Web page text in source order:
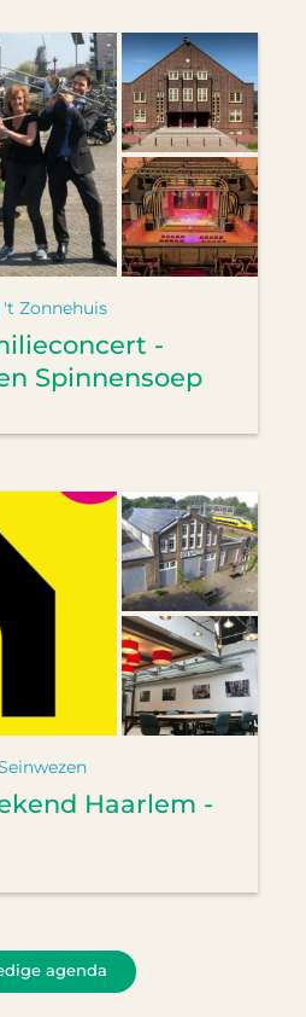
't Zonnehuis
-
Spinnensoep
Haarlem -
agenda